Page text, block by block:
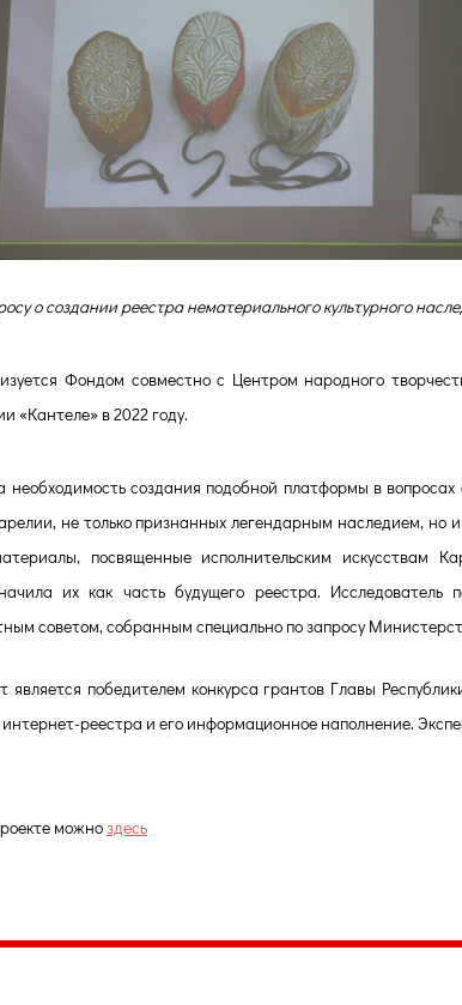
о создании реестра нематериального культурного
Фондом совместно с Центром народного
«Кантеле» в 2022 году.
необходимость создания подобной платформы в
не только признанных легендарным наследием, но
посвященные исполнительским искусствам
их как часть будущего реестра.
советом, собранным специально по запросу
является победителем конкурса грантов Главы
реестра и его информационное наполнение.
можноздесь